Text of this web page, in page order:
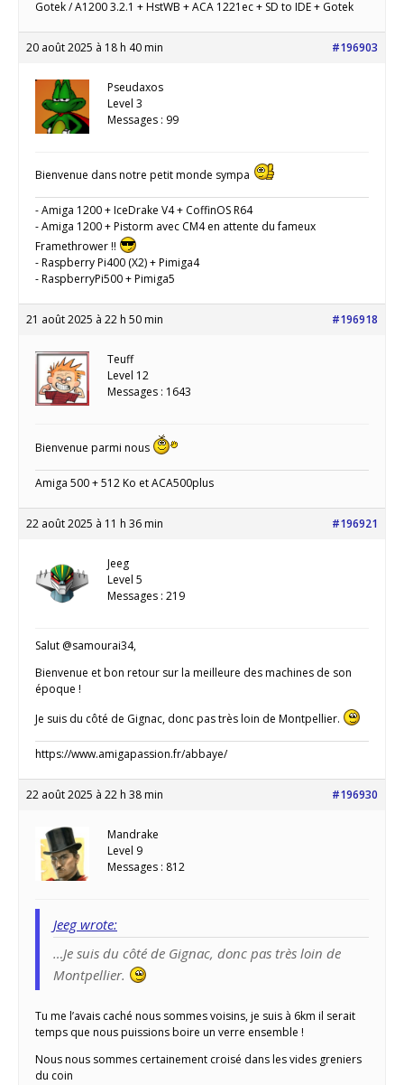
Gotek / A1200 3.2.1 + HstWB + ACA 1221ec + SD to IDE + Gotek
20 août 2025 à 18 h 40 min #196903
Pseudaxos
Level 3
Messages : 99
Bienvenue dans notre petit monde sympa
- Amiga 1200 + IceDrake V4 + CoffinOS R64
- Amiga 1200 + Pistorm avec CM4 en attente du fameux
Framethrower !!
- Raspberry Pi400 (X2) + Pimiga4
- RaspberryPi500 + Pimiga5
21 août 2025 à 22 h 50 min #196918
Teuff
Level 12
Messages : 1643
Bienvenue parmi nous
Amiga 500 + 512 Ko et ACA500plus
22 août 2025 à 11 h 36 min #196921
Jeeg
Level 5
Messages : 219
Salut @samourai34,
Bienvenue et bon retour sur la meilleure des machines de son
époque !
Je suis du côté de Gignac, donc pas très loin de Montpellier.
https://www.amigapassion.fr/abbaye/
22 août 2025 à 22 h 38 min #196930
Mandrake
Level 9
Messages : 812
Jeeg wrote:
…Je suis du côté de Gignac, donc pas très loin de
Montpellier.
Tu me l’avais caché nous sommes voisins, je suis à 6km il serait
temps que nous puissions boire un verre ensemble !
Nous nous sommes certainement croisé dans les vides greniers
du coin